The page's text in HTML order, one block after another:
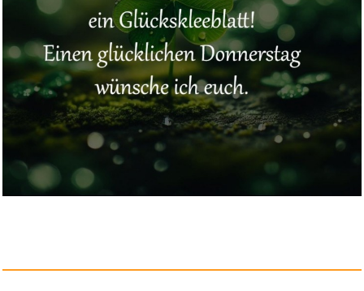
Agust D(SUGA) of BTS - [D -
DA...
Anzeige